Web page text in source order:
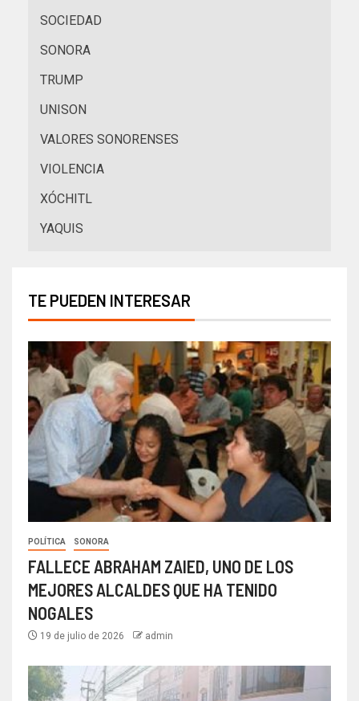
SOCIEDAD
SONORA
TRUMP
UNISON
VALORES SONORENSES
VIOLENCIA
XÓCHITL
YAQUIS
TE PUEDEN INTERESAR
POLÍTICA SONORA
FALLECE ABRAHAM ZAIED, UNO DE LOS
MEJORES ALCALDES QUE HA TENIDO
NOGALES
19 de julio de 2026 admin